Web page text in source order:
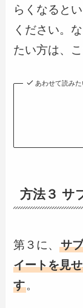
らくなると
ください。
たい方は、
あわせて読みた
方法３ サ
第３に、サ
イートを見
す。